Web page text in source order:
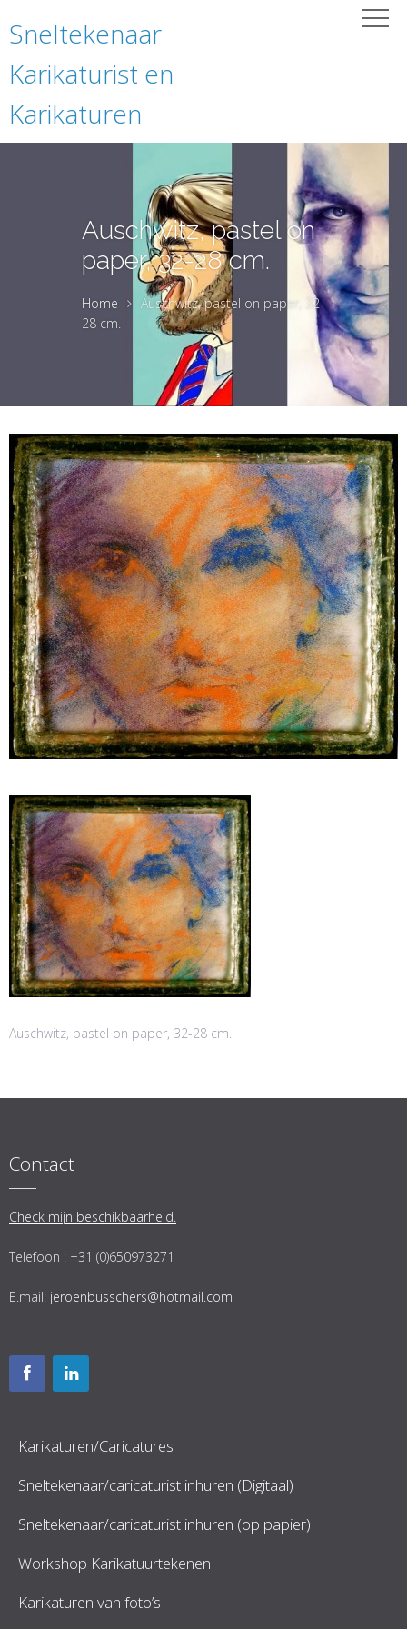
Sneltekenaar
Karikaturist en
Karikaturen
Auschwitz, pastel on
paper, 32-28 cm.
Home
Auschwitz, pastel on paper, 32-
28 cm.
Auschwitz, pastel on paper, 32-28 cm.
Contact
Check mijn beschikbaarheid.
Telefoon : +31 (0)650973271
E.mail: jeroenbusschers@hotmail.com
Karikaturen/Caricatures
Sneltekenaar/caricaturist inhuren (Digitaal)
Sneltekenaar/caricaturist inhuren (op papier)
Workshop Karikatuurtekenen
Karikaturen van foto’s